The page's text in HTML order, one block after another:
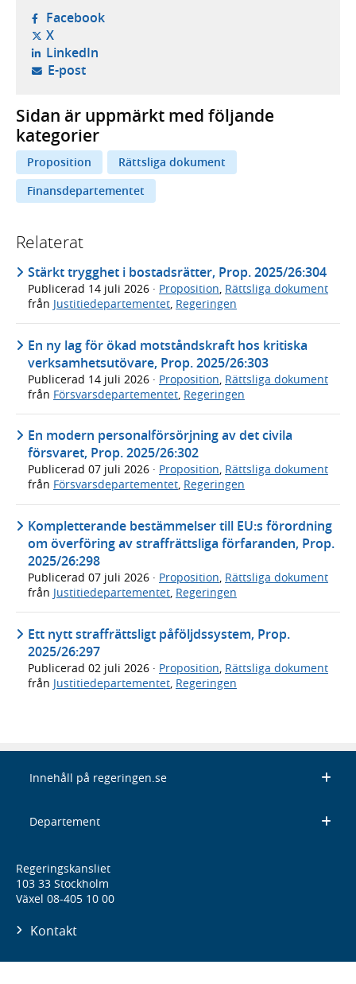
Facebook- öppnas i ny flik, extern webbplats,
X- öppnas i ny flik, extern webbplats,
LinkedIn- öppnas i ny flik, extern webbplats,
E-post- öppnar din e-postklient,
Sidan är uppmärkt med följande
kategorier
Proposition
Rättsliga dokument
Finansdepartementet
Relaterat
Stärkt trygghet i bostadsrätter, Prop. 2025/26:304
Publicerad 14 juli 2026 · Proposition, Rättsliga dokument
från Justitiedepartementet, Regeringen
En ny lag för ökad motståndskraft hos kritiska
verksamhetsutövare, Prop. 2025/26:303
Publicerad 14 juli 2026 · Proposition Rättsliga dokument
från Försvarsdepartementet Regeringen
En modern personalförsörjning av det civila
försvaret, Prop. 2025/26:302
Publicerad 07 juli 2026 · Proposition, Rättsliga dokument
från Försvarsdepartementet, Regeringen
Kompletterande bestämmelser till EU:s förordning
om överföring av straffrättsliga förfaranden, Prop.
2025/26:298
Publicerad 07 juli 2026 · Proposition, Rättsliga dokument
från Justitiedepartementet, Regeringen
Ett nytt straffrättsligt påföljdssystem, Prop.
2025/26:297
Publicerad 02 juli 2026 · Proposition Rättsliga dokument
från Justitiedepartementet Regeringen
Innehåll på regeringen.se
Departement
Regeringskansliet
103 33 Stockholm
Växel 08-405 10 00
Kontakt